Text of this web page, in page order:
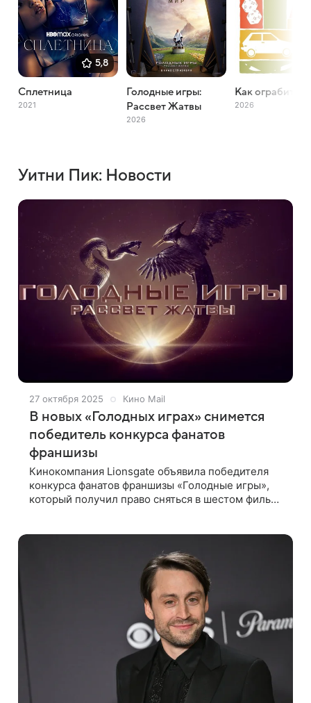
5,8
Сплетница
2021
Голодные игры:
Рассвет Жатвы
2026
Как ограбить
2026
Уитни Пик: Новости
27 октября 2025 Кино Mail
В новых «Голодных играх» снимется
победитель конкурса фанатов
франшизы
Кинокомпания Lionsgate объявила победителя
конкурса фанатов франшизы «Голодные игры»,
который получил право сняться в шестом фильме